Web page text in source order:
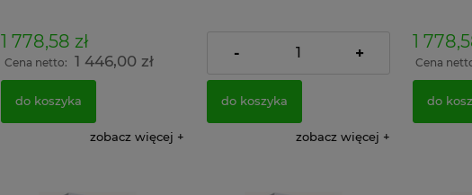
1 778,58 zł
Cena netto: 1 446,00 zł
do koszyka
zobacz więcej
1 298,00 zł
- +
do koszyka
zobacz więcej
1
Cena
do